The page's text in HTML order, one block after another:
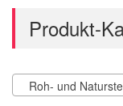
Produkt-
Roh- und